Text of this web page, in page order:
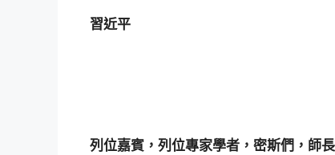
習近平
列位嘉賓，列位專家學者，密斯們，師